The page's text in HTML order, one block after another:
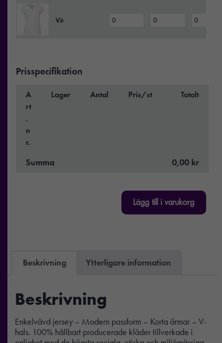
Vit
Prisspecifikation
A
rt
.
n
r.
Lager Antal Pris/st Totalt
Summa 0,00 kr
Lägg till i varukorg
Beskrivning Ytterligare information
Beskrivning
Enkelvävd jersey – Modern passform – Korta ärmar – V-
hals. 100% hållbart producerade kläder tillverkade i